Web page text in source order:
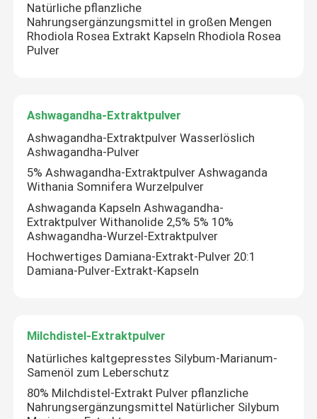
Ashwagandha-Extraktpulver
Diätetische Ergänzungs-Bestandteile
Natürliche pflanzliche
Nahrungsergänzungsmittel in großen Mengen
Rhodiola Rosea Extrakt Kapseln Rhodiola Rosea
Pulver
Ashwagandha-Extraktpulver
Ashwagandha-Extraktpulver Wasserlöslich
Ashwagandha-Pulver
5% Ashwagandha-Extraktpulver Ashwaganda
Withania Somnifera Wurzelpulver
Ashwaganda Kapseln Ashwagandha-
Extraktpulver Withanolide 2,5% 5% 10%
Ashwagandha-Wurzel-Extraktpulver
Hochwertiges Damiana-Extrakt-Pulver 20:1
Damiana-Pulver-Extrakt-Kapseln
Milchdistel-Extraktpulver
Natürliches kaltgepresstes Silybum-Marianum-
Samenöl zum Leberschutz
80% Milchdistel-Extrakt Pulver pflanzliche
Nahrungsergänzungsmittel Natürlicher Silybum